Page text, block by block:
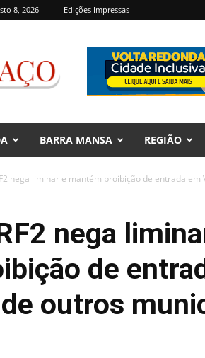
8, 2026 Edições Impressas
BARRA MANSA REGIÃO
nega liminar e mantém proibição de entrada em
nega
de
outros